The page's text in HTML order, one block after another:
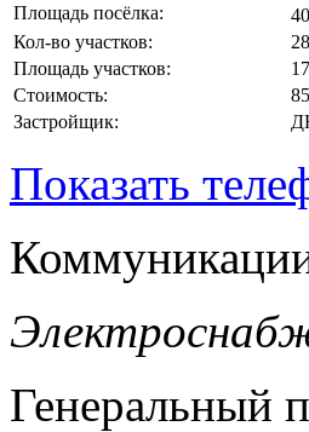
Площадь посёлка:
Кол-во участков:
28
Площадь участков:
Стоимость:
Застройщик:
Показать
Генеральный